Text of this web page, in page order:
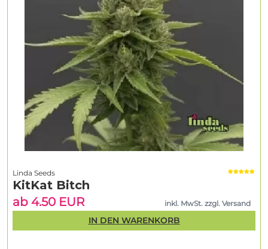
Linda Seeds
KitKat Bitch
ab 4.50 EUR
inkl. MwSt. zzgl. Versand
IN DEN WARENKORB